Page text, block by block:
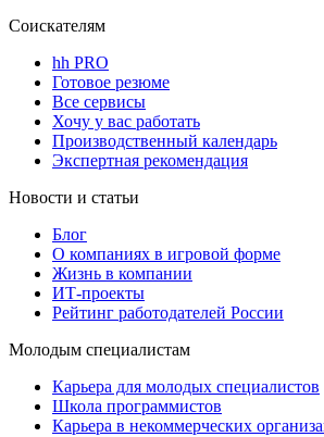
Соискателям
hh PRO
Готовое резюме
Все сервисы
Хочу у вас работать
Производственный календарь
Экспертная рекомендация
Новости и статьи
Блог
О компаниях в игровой форме
Жизнь в компании
ИТ-проекты
Рейтинг работодателей России
Молодым специалистам
Карьера для молодых специалистов
Школа программистов
Карьера в некоммерческих